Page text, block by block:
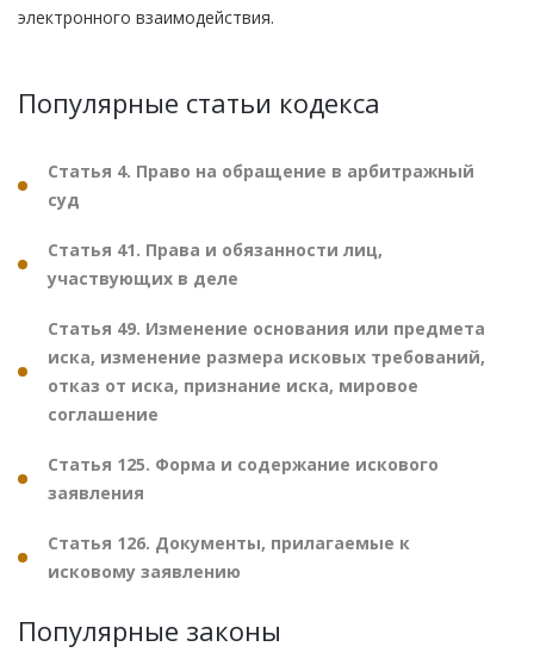
электронного взаимодействия.
Популярные статьи кодекса
Статья 4. Право на обращение в арбитражный
суд
Статья 41. Права и обязанности лиц,
участвующих в деле
Статья 49. Изменение основания или предмета
иска, изменение размера исковых требований,
отказ от иска, признание иска, мировое
соглашение
Статья 125. Форма и содержание искового
заявления
Статья 126. Документы, прилагаемые к
исковому заявлению
Популярные законы